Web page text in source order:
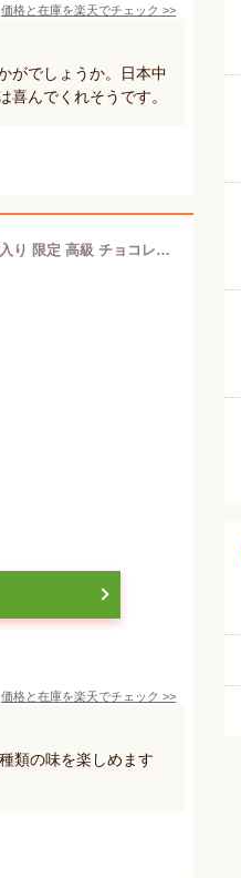
価格と在庫を楽天でチェック >>
がでしょうか。日本中
んでくれそうです。
和酒セレクション チョコレートボンボン 日本酒・焼酎・梅酒 ボンボン 18個入り 限定 高級 チョコレート 成人用 自分 ご褒美 JAPANESE LIQUEUR【163】バレンタインデー 会社 職場 プレゼント 賞味期限：2025年6月 ◎
価格と在庫を楽天でチェック >>
類の味を楽しめます